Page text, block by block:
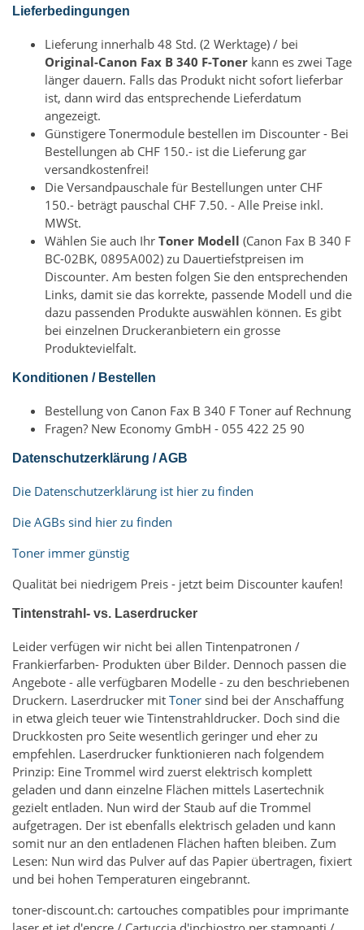
Lieferbedingungen
Lieferung innerhalb 48 Std. (2 Werktage) / bei
Original-Canon Fax B 340 F-Toner kann es zwei Tage
länger dauern. Falls das Produkt nicht sofort lieferbar
ist, dann wird das entsprechende Lieferdatum
angezeigt.
Günstigere Tonermodule bestellen im Discounter - Bei
Bestellungen ab CHF 150.- ist die Lieferung gar
versandkostenfrei!
Die Versandpauschale für Bestellungen unter CHF
150.- beträgt pauschal CHF 7.50. - Alle Preise inkl.
MWSt.
Wählen Sie auch Ihr Toner Modell (Canon Fax B 340 F
BC-02BK, 0895A002) zu Dauertiefstpreisen im
Discounter. Am besten folgen Sie den entsprechenden
Links, damit sie das korrekte, passende Modell und die
dazu passenden Produkte auswählen können. Es gibt
bei einzelnen Druckeranbietern ein grosse
Produktevielfalt.
Konditionen / Bestellen
Bestellung von Canon Fax B 340 F Toner auf Rechnung
Fragen? New Economy GmbH - 055 422 25 90
Datenschutzerklärung / AGB
Die Datenschutzerklärung ist hier zu finden
Die AGBs sind hier zu finden
Toner immer günstig
Qualität bei niedrigem Preis - jetzt beim Discounter kaufen!
Tintenstrahl- vs. Laserdrucker
Leider verfügen wir nicht bei allen Tintenpatronen /
Frankierfarben- Produkten über Bilder. Dennoch passen die
Angebote - alle verfügbaren Modelle - zu den beschriebenen
Druckern. Laserdrucker mit Toner sind bei der Anschaffung
in etwa gleich teuer wie Tintenstrahldrucker. Doch sind die
Druckkosten pro Seite wesentlich geringer und eher zu
empfehlen. Laserdrucker funktionieren nach folgendem
Prinzip: Eine Trommel wird zuerst elektrisch komplett
geladen und dann einzelne Flächen mittels Lasertechnik
gezielt entladen. Nun wird der Staub auf die Trommel
aufgetragen. Der ist ebenfalls elektrisch geladen und kann
somit nur an den entladenen Flächen haften bleiben. Zum
Lesen: Nun wird das Pulver auf das Papier übertragen, fixiert
und bei hohen Temperaturen eingebrannt.
toner-discount.ch: cartouches compatibles pour imprimante